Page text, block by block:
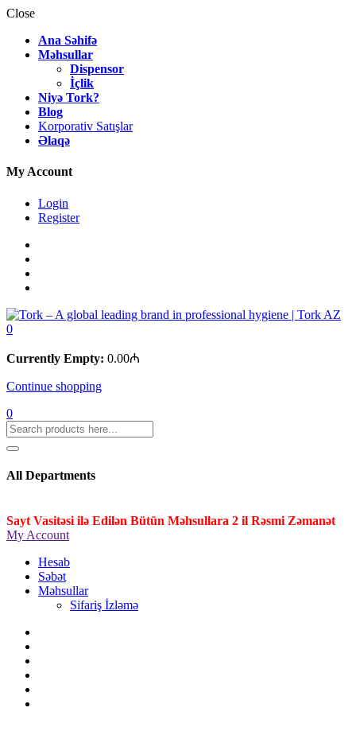
Close
Ana Səhifə
Məhsullar
Dispensor
İçlik
Niyə Tork?
Blog
Korporativ Satışlar
Əlaqə
My Account
Login
Register
0
Currently Empty: 0.00₼
Continue shopping
0
All Departments
Sayt Vasitəsi ilə Edilən Bütün Məhsullara 2 il Rəsmi Zəmanət
My Account
Hesab
Səbət
Məhsullar
Sifariş İzləmə